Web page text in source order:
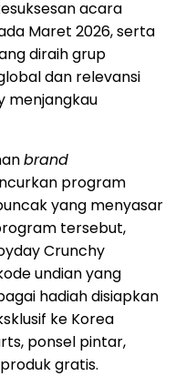
acara
Maret 2026, serta
diraih grup
dan relevansi
menjangkau
brand
program
yang menyasar
tersebut,
Crunchy
undian yang
hadiah disiapkan
ke Korea
ponsel pintar,
gratis.